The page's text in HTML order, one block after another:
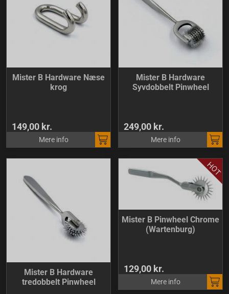
Mister B Hardware Næse
krog
149,00 kr.
Mere info
Mister B Hardware
Syvdobbelt Pinwheel
249,00 kr.
Mere info
Mister B Hardware
tredobbelt Pinwheel
Mister B Pinwheel Chrome
(Wartenburg)
129,00 kr.
Mere info